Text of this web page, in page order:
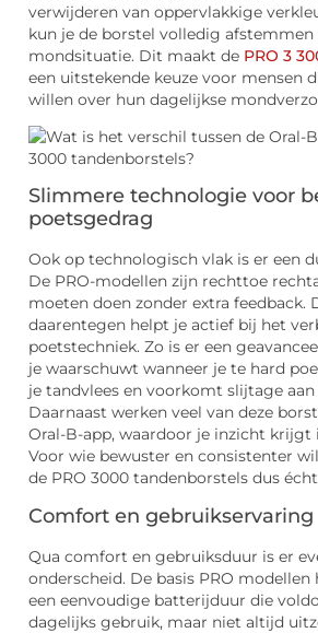
verwijderen van oppervlakkige
kun je de borstel volledig afstemmen
mondsituatie. Dit maakt de PRO 3
een uitstekende keuze voor mensen
willen over hun dagelijkse
Slimmere technologie voor
poetsgedrag
Ook op technologisch vlak is er een
De PRO-modellen zijn rechttoe
moeten doen zonder extra feedback.
daarentegen helpt je actief bij het
poetstechniek. Zo is er een
je waarschuwt wanneer je te hard
je tandvlees en voorkomt slijtage
Daarnaast werken veel van deze
Oral-B-app, waardoor je inzicht krijgt
Voor wie bewuster en consistenter
de PRO 3000 tandenborstels dus
Comfort en gebruikservaring
Qua comfort en gebruiksduur is er
onderscheid. De basis PRO modellen
een eenvoudige batterijduur die
dagelijks gebruik, maar niet altijd